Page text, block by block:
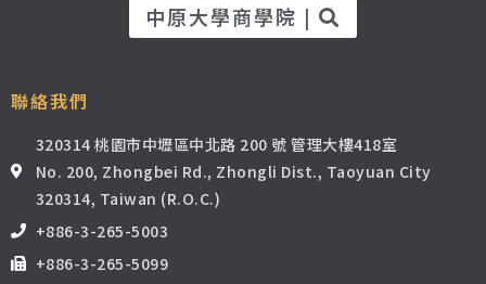
中原大學商學院 |
聯絡我們
320314 桃園市中壢區中北路 200 號 管理大樓418室
No. 200, Zhongbei Rd., Zhongli Dist., Taoyuan City
320314, Taiwan (R.O.C.)
+886-3-265-5003
+886-3-265-5099